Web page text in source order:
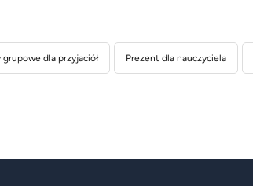
grupowe dla przyjaciół Prezent dla nauczyciela